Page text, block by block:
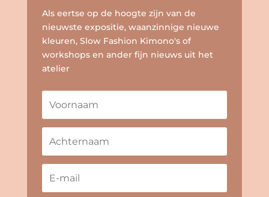
Als eertse op de hoogte zijn van de
nieuwste expositie, waanzinnige nieuwe
kleuren, Slow Fashion Kimono's of
workshops en ander fijn nieuws uit het
atelier